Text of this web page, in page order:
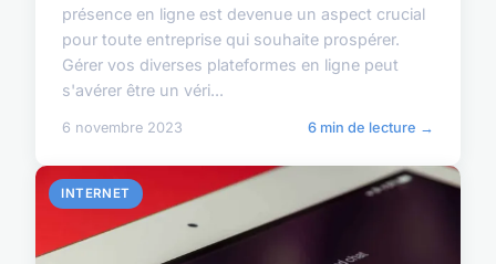
présence en ligne est devenue un aspect crucial
pour toute entreprise qui souhaite prospérer.
Gérer vos diverses plateformes en ligne peut
s'avérer être un véri...
6 novembre 2023 6 min de lecture →
INTERNET